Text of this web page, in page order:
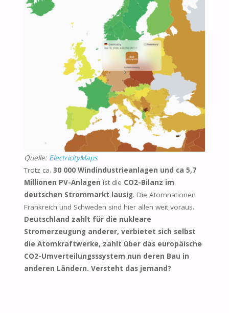
Quelle: ElectricityMaps
Trotz ca.30 000 Windindustrieanlagen und ca 5,7
Millionen PV-Anlagen ist die CO2-Bilanz im
deutschen Strommarkt lausig. Die Atomnationen
Frankreich und Schweden sind hier allen weit voraus.
Deutschland zahlt für die nukleare
Stromerzeugung anderer, verbietet sich selbst
die Atomkraftwerke, zahlt über das europäische
CO2-Umverteilungsssystem nun deren Bau in
anderen Ländern. Versteht das jemand?